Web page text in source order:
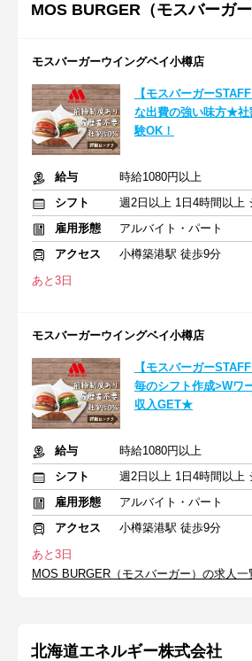
MOS BURGER（モスバーガー
モスバーガーウイングベイ小樽店
【モスバーガー
な出費の強い味方★社
験OK！
給与
時給1080円以上
シフト
雇用形態
アルバイト・パート
アクセス
小樽築港駅 徒歩9分
あと3日
モスバーガーウイングベイ小樽店
【モスバーガー
毎のシフト作成>Wワ
収入GET★
給与
時給1080円以上
シフト
雇用形態
アルバイト・パート
アクセス
小樽築港駅 徒歩9分
あと3日
MOS BURGER（モスバーガー）の求人一
北海道エネルギー株式会社